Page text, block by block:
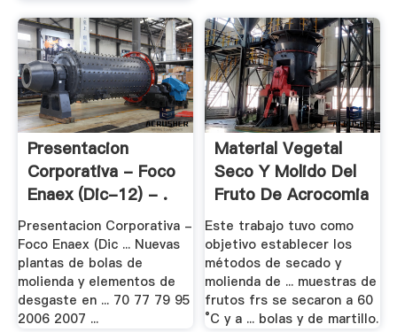
Presentacion
Corporativa - Foco
Enaex (Dic-12) - .
Presentacion Corporativa -
Foco Enaex (Dic ... Nuevas
plantas de bolas de
molienda y elementos de
desgaste en ... 70 77 79 95
2006 2007 ...
Material Vegetal
Seco Y Molido Del
Fruto De Acrocomia
...
Este trabajo tuvo como
objetivo establecer los
métodos de secado y
molienda de ... muestras de
frutos frs se secaron a 60
°C y a ... bolas y de martillo.